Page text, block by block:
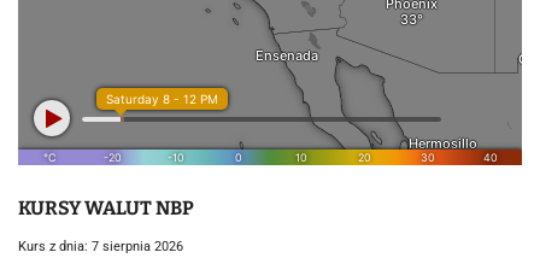
KURSY WALUT NBP
Kurs z dnia: 7 sierpnia 2026